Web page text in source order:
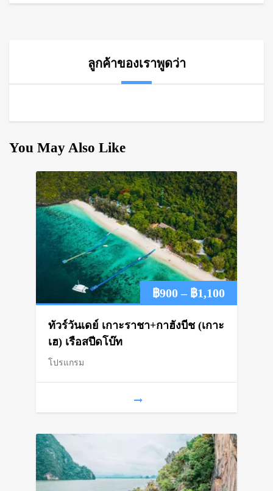
ลูกค้าของเราพูดว่า
You May Also Like
฿900 – ฿1,100Price
ทัวร์วันเดย์ เกาะราชา+กาฮังบีช (เกาะ
เฮ) เรือสปีดโบ๊ท
โปรแกรม